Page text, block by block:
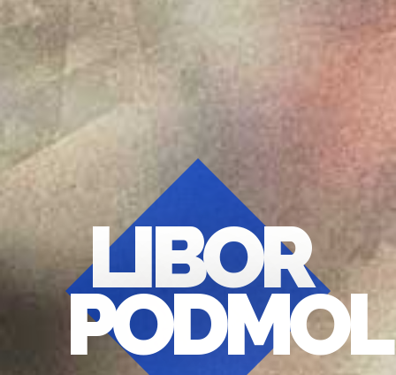
LIBOR
PODMOL